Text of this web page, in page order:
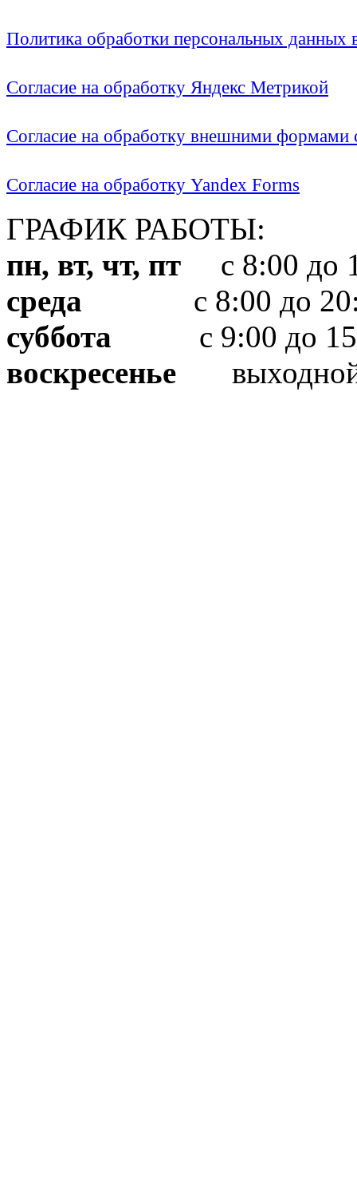
Политика обработки персональных
Согласие на обработку Яндекс Метрикой
Согласие на обработку внешними формами
Согласие на обработку Yandex Forms
ГРАФИК РАБОТЫ:
пн, вт, чт, пт с 8:00 до
среда с 8:00 до
суббота с 9:00 до
воскресенье